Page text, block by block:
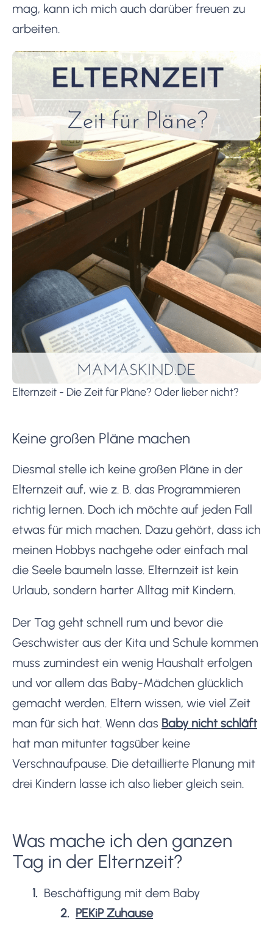
mag, kann ich mich auch darüber freuen zu
arbeiten.
Elternzeit - Die Zeit für Pläne? Oder lieber nicht?
Keine großen Pläne machen
Diesmal stelle ich keine großen Pläne in der
Elternzeit auf, wie z. B. das Programmieren
richtig lernen. Doch ich möchte auf jeden Fall
etwas für mich machen. Dazu gehört, dass ich
meinen Hobbys nachgehe oder einfach mal
die Seele baumeln lasse. Elternzeit ist kein
Urlaub, sondern harter Alltag mit Kindern.
Der Tag geht schnell rum und bevor die
Geschwister aus der Kita und Schule kommen
muss zumindest ein wenig Haushalt erfolgen
und vor allem das Baby-Mädchen glücklich
gemacht werden. Eltern wissen, wie viel Zeit
man für sich hat. Wenn das Baby nicht schläft
hat man mitunter tagsüber keine
Verschnaufpause. Die detaillierte Planung mit
drei Kindern lasse ich also lieber gleich sein.
Was mache ich den ganzen
Tag in der Elternzeit?
Beschäftigung mit dem Baby
PEKiP Zuhause